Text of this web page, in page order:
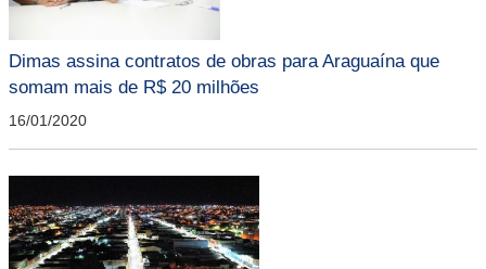
Dimas assina contratos de obras para Araguaína que
somam mais de R$ 20 milhões
16/01/2020